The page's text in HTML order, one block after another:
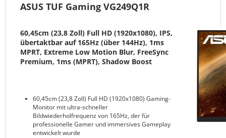
ASUS TUF Gaming VG249Q1R
60,45cm (23,8 Zoll) Full HD (1920x1080), IPS,
übertaktbar auf 165Hz (über 144Hz), 1ms
MPRT, Extreme Low Motion Blur, FreeSync
Premium, 1ms (MPRT), Shadow Boost
60,45cm (23,8 Zoll) Full HD (1920x1080) Gaming-
Monitor mit ultra-schneller
Bildwiederholfrequenz von 165Hz, der für
professionelle Gamer und immersives Gameplay
entwickelt wurde